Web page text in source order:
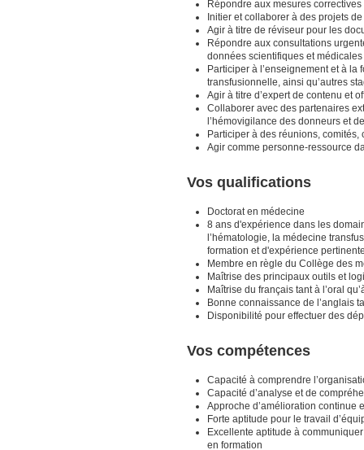
Répondre aux mesures
Initier et collaborer à des projets
Agir à titre de réviseur pour les
Répondre aux consultations
données scientifiques et
Participer à l’enseignement et à
transfusionnelle, ainsi qu’autres
Agir à titre d’expert de contenu et
Collaborer avec des partenaires
l’hémovigilance des donneurs et
Participer à des réunions,
Agir comme personne-ressource
Vos qualifications
Doctorat en médecine
8 ans d'expérience dans les
l’hématologie, la médecine
formation et d'expérience
Membre en règle du Collège des
Maîtrise des principaux outils et
Maîtrise du français tant à l’oral
Bonne connaissance de l’anglais
Disponibilité pour effectuer des
Vos compétences
Capacité à comprendre
Capacité d’analyse et de
Approche d’amélioration continue
Forte aptitude pour le travail
Excellente aptitude à
en formation